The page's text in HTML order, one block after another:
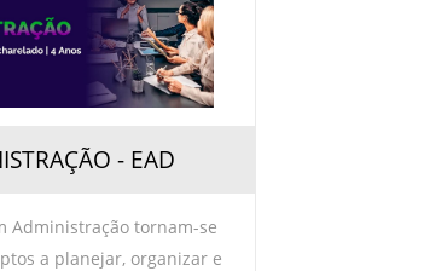
- EAD
Administração tornam-se
a planejar, organizar e